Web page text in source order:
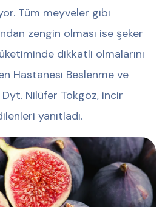
Tüm meyveler gibi
zengin olması ise şeker
dikkatli olmalarını
Hastanesi Beslenme ve
Nilüfer Tokgöz, incir
yanıtladı.